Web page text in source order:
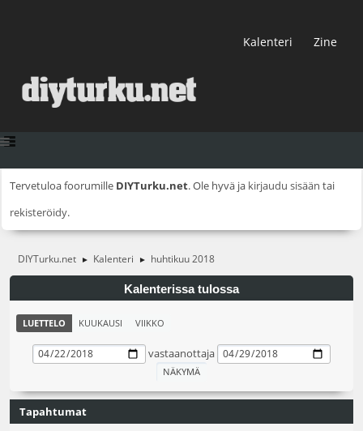
Kalenteri Zine
Tervetuloa foorumille DIYTurku.net. Ole hyvä ja kirjaudu sisään tai
rekisteröidy.
DIYTurku.net ► Kalenteri ► huhtikuu 2018
Kalenterissa tulossa
LUETTELO KUUKAUSI VIIKKO
vastaanottaja
Tapahtumat